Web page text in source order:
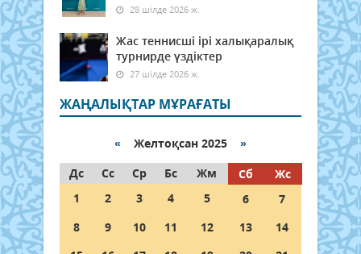
28 шілде 2026 ж.
Жас теннисші ірі халықаралық
турнирде үздіктер
27 шілде 2026 ж.
ЖАҢАЛЫҚТАР МҰРАҒАТЫ
« Желтоқсан 2025 »
Дс
Сс Ср Бс Жм Сб
Жс
1
2 3 4 5 6
7
8
9 10 11 12 13
14